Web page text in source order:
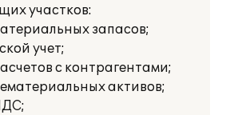
участков:
запасов;
учет;
с контрагентами;
активов;